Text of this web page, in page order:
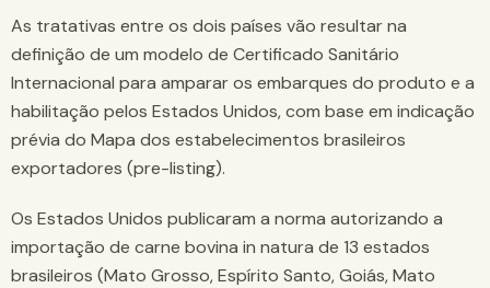
As tratativas entre os dois países vão resultar na
definição de um modelo de Certificado Sanitário
Internacional para amparar os embarques do produto e a
habilitação pelos Estados Unidos, com base em indicação
prévia do Mapa dos estabelecimentos brasileiros
exportadores (pre-listing).
Os Estados Unidos publicaram a norma autorizando a
importação de carne bovina in natura de 13 estados
brasileiros (Mato Grosso, Espírito Santo, Goiás, Mato